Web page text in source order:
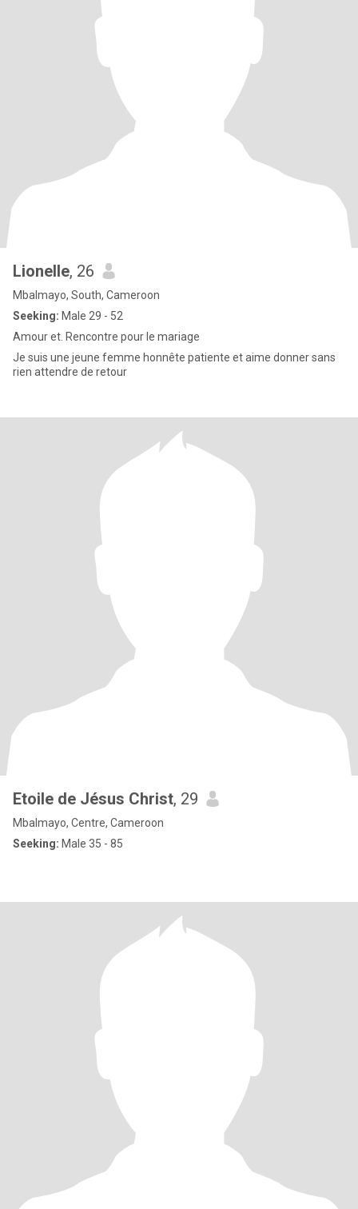
Lionelle, 26
Mbalmayo, South, Cameroon
Seeking: Male 29 - 52
Amour et. Rencontre pour le mariage
Je suis une jeune femme honnête patiente et aime donner sans
rien attendre de retour
Etoile de Jésus Christ, 29
Mbalmayo, Centre, Cameroon
Seeking: Male 35 - 85